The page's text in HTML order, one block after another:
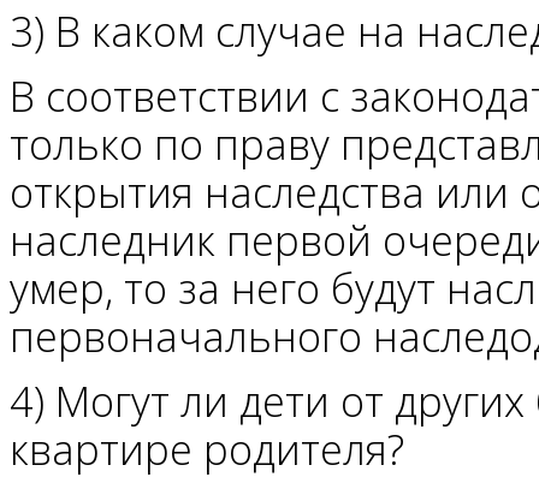
3) В каком случае на
В соответствии с
только по праву
открытия наследства
наследник первой
умер, то за него будут
первоначального
4) Могут ли дети от
квартире родителя?